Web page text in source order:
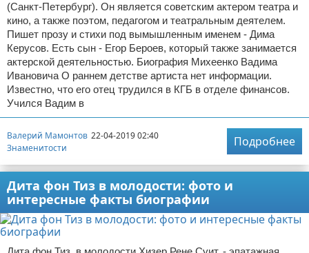
(Санкт-Петербург). Он является советским актером театра и
кино, а также поэтом, педагогом и театральным деятелем.
Пишет прозу и стихи под вымышленным именем - Дима
Керусов. Есть сын - Егор Бероев, который также занимается
актерской деятельностью. Биография Михеенко Вадима
Ивановича О раннем детстве артиста нет информации.
Известно, что его отец трудился в КГБ в отделе финансов.
Учился Вадим в
Валерий Мамонтов 22-04-2019 02:40
Знаменитости
Подробнее
Дита фон Тиз в молодости: фото и
интересные факты биографии